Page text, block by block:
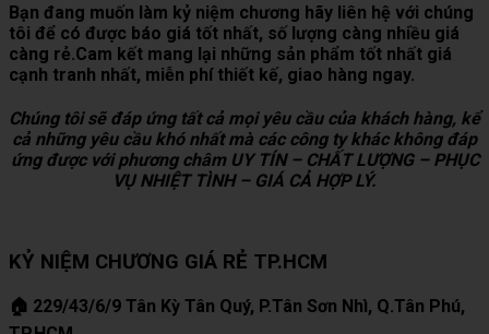
Bạn đang muốn làm kỷ niệm chương hãy liên hệ với chúng
tôi để có được báo giá tốt nhất, số lượng càng nhiều giá
càng rẻ.Cam kết mang lại những sản phẩm tốt nhất giá
cạnh tranh nhất, miễn phí thiết kế, giao hàng ngay.
Chúng tôi sẽ đáp ứng tất cả mọi yêu cầu của khách hàng, kể
cả những yêu cầu khó nhất mà các công ty khác không đáp
ứng được với phương châm UY TÍN – CHẤT LƯỢNG – PHỤC
VỤ NHIỆT TÌNH – GIÁ CẢ HỢP LÝ.
KỶ NIỆM CHƯƠNG GIÁ RẺ TP.HCM
🏠 229/43/6/9 Tân Kỳ Tân Quý, P.Tân Sơn Nhì, Q.Tân Phú,